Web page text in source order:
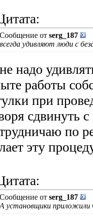
Сообщение от serg_187
всегда удивляют люди с
надо
работы
при
сдвинуть
по
эту
Сообщение от serg_187
А установщики приложили